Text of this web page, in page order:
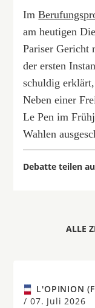
Im
am heutigen
Pariser Gericht
der ersten
schuldig
Neben einer
Le Pen im
Wahlen
Debatte teilen
ALLE
L'OPINION
/ 07. Juli 2026